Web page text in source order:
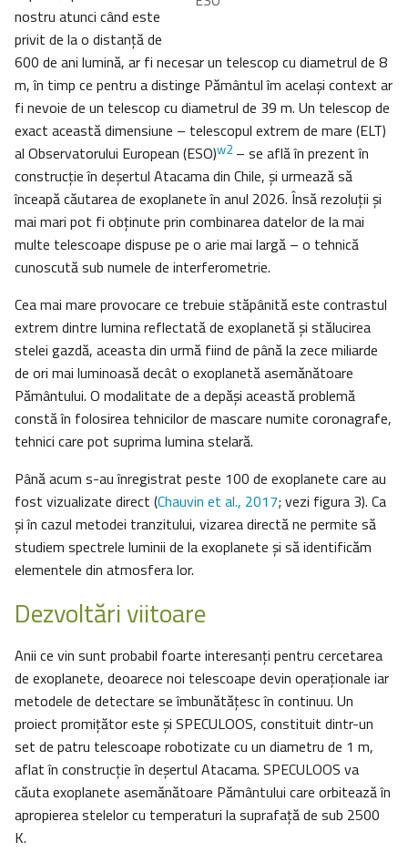
nostru atunci când este
privit de la o distanță de
600 de ani lumină, ar fi necesar un telescop cu diametrul de 8
m, în timp ce pentru a distinge Pământul îm acelaşi context ar
fi nevoie de un telescop cu diametrul de 39 m. Un telescop de
exact această dimensiune – telescopul extrem de mare (ELT)
al Observatorului European (ESO)w2– se află în prezent în
construcție în deșertul Atacama din Chile, și urmează să
înceapă căutarea de exoplanete în anul 2026. Însă rezoluții și
mai mari pot fi obținute prin combinarea datelor de la mai
multe telescoape dispuse pe o arie mai largă – o tehnică
cunoscută sub numele de interferometrie.
Cea mai mare provocare ce trebuie stăpânită este contrastul
extrem dintre lumina reflectată de exoplanetă și stălucirea
stelei gazdă, aceasta din urmă fiind de până la zece miliarde
de ori mai luminoasă decât o exoplanetă asemănătoare
Pământului. O modalitate de a depăși această problemă
constă în folosirea tehnicilor de mascare numite coronagrafe,
tehnici care pot suprima lumina stelară.
Până acum s-au înregistrat peste 100 de exoplanete care au
fost vizualizate direct (Chauvin et al., 2017; vezi figura 3). Ca
și în cazul metodei tranzitului, vizarea directă ne permite să
studiem spectrele luminii de la exoplanete și să identificăm
elementele din atmosfera lor.
Dezvoltări viitoare
Anii ce vin sunt probabil foarte interesanți pentru cercetarea
de exoplanete, deoarece noi telescoape devin operaționale iar
metodele de detectare se îmbunătățesc în continuu. Un
proiect promițător este şi SPECULOOS, constituit dintr-un
set de patru telescoape robotizate cu un diametru de 1 m,
aflat în construcție în deșertul Atacama. SPECULOOS va
căuta exoplanete asemănătoare Pământului care orbitează în
apropierea stelelor cu temperaturi la suprafață de sub 2500
K.